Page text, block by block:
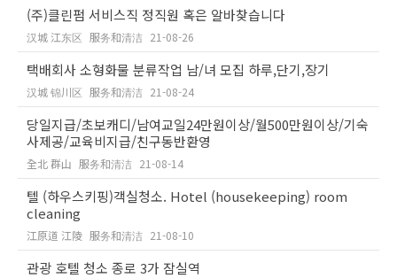
(주)클린펌 서비스직 정직원 혹은 알바찾습니다
汉城 江东区 服务和清洁 21-08-26
택배회사 소형화물 분류작업 남/녀 모집 하루,단기,장기
汉城 锦川区 服务和清洁 21-08-24
당일지급/초보캐디/남여교일24만원이상/월500만원이상/기숙
사제공/교육비지급/친구동반환영
全北 群山 服务和清洁 21-08-14
텔 (하우스키핑)객실청소. Hotel (housekeeping) room
cleaning
江原道 江陵 服务和清洁 21-08-10
관광 호텔 청소 종로 3가 잠실역